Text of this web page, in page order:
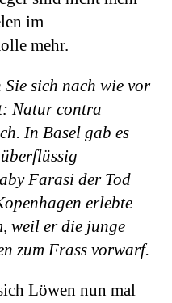
im
mehr.
sich nach wie vor
Natur contra
In Basel gab es
Farasi der Tod
erlebte
weil er die junge
zum Frass vorwarf.
Löwen nun mal